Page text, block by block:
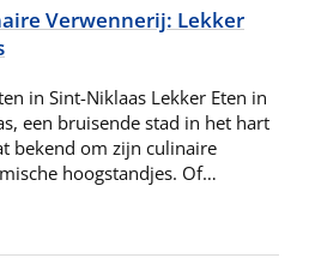
Verwennerij: Lekker
in Sint-Niklaas Lekker Eten in
een bruisende stad in het hart
bekend om zijn culinaire
hoogstandjes. Of…